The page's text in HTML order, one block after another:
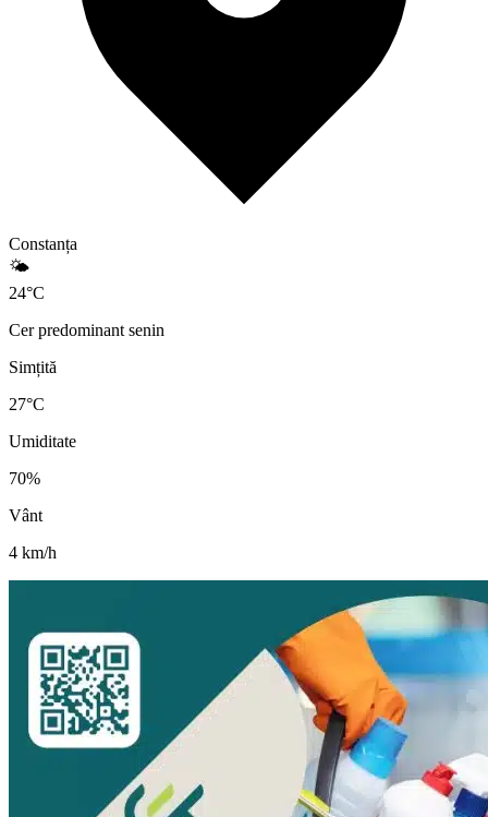
Constanța
🌤️
24°C
Cer predominant senin
Simțită
27°C
Umiditate
70%
Vânt
4 km/h